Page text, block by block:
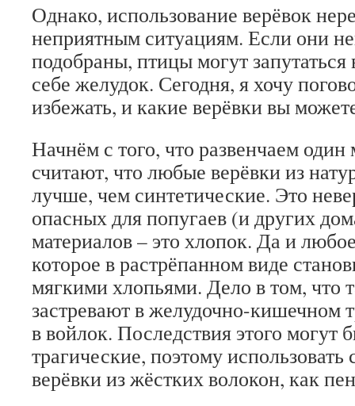
Однако, использование верёвок
неприятным ситуациям. Если они
подобраны, птицы могут запутаться
себе желудок. Сегодня, я хочу
избежать, и какие верёвки вы
Начнём с того, что развенчаем
считают, что любые верёвки из
лучше, чем синтетические. Это
опасных для попугаев (и других
материалов – это хлопок. Да и
которое в растрёпанном виде
мягкими хлопьями. Дело в том, что
застревают в желудочно-кишечном
в войлок. Последствия этого могут
трагические, поэтому использовать
верёвки из жёстких волокон, как